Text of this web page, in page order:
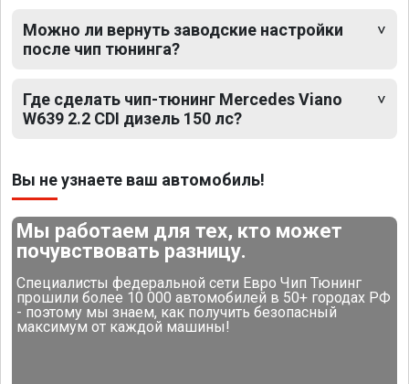
Можно ли вернуть заводские настройки
после чип тюнинга?
Где сделать чип-тюнинг Mercedes Viano
W639 2.2 CDI дизель 150 лс?
Вы не узнаете ваш автомобиль!
Мы работаем для тех, кто может
почувствовать разницу.
Специалисты федеральной сети Евро Чип Тюнинг
прошили более 10 000 автомобилей в 50+ городах РФ
- поэтому мы знаем, как получить безопасный
максимум от каждой машины!